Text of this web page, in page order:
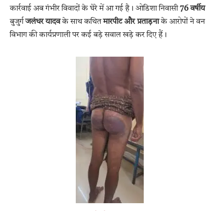
कार्रवाई अब गंभीर विवादों के घेरे में आ गई है। ओडिशा निवासी76 वर्षीय
बुजुर्गजलंधर यादवके साथ कथितमारपीट और प्रताड़नाके आरोपों ने वन
विभाग की कार्यप्रणाली पर कई बड़े सवाल खड़े कर दिए हैं।